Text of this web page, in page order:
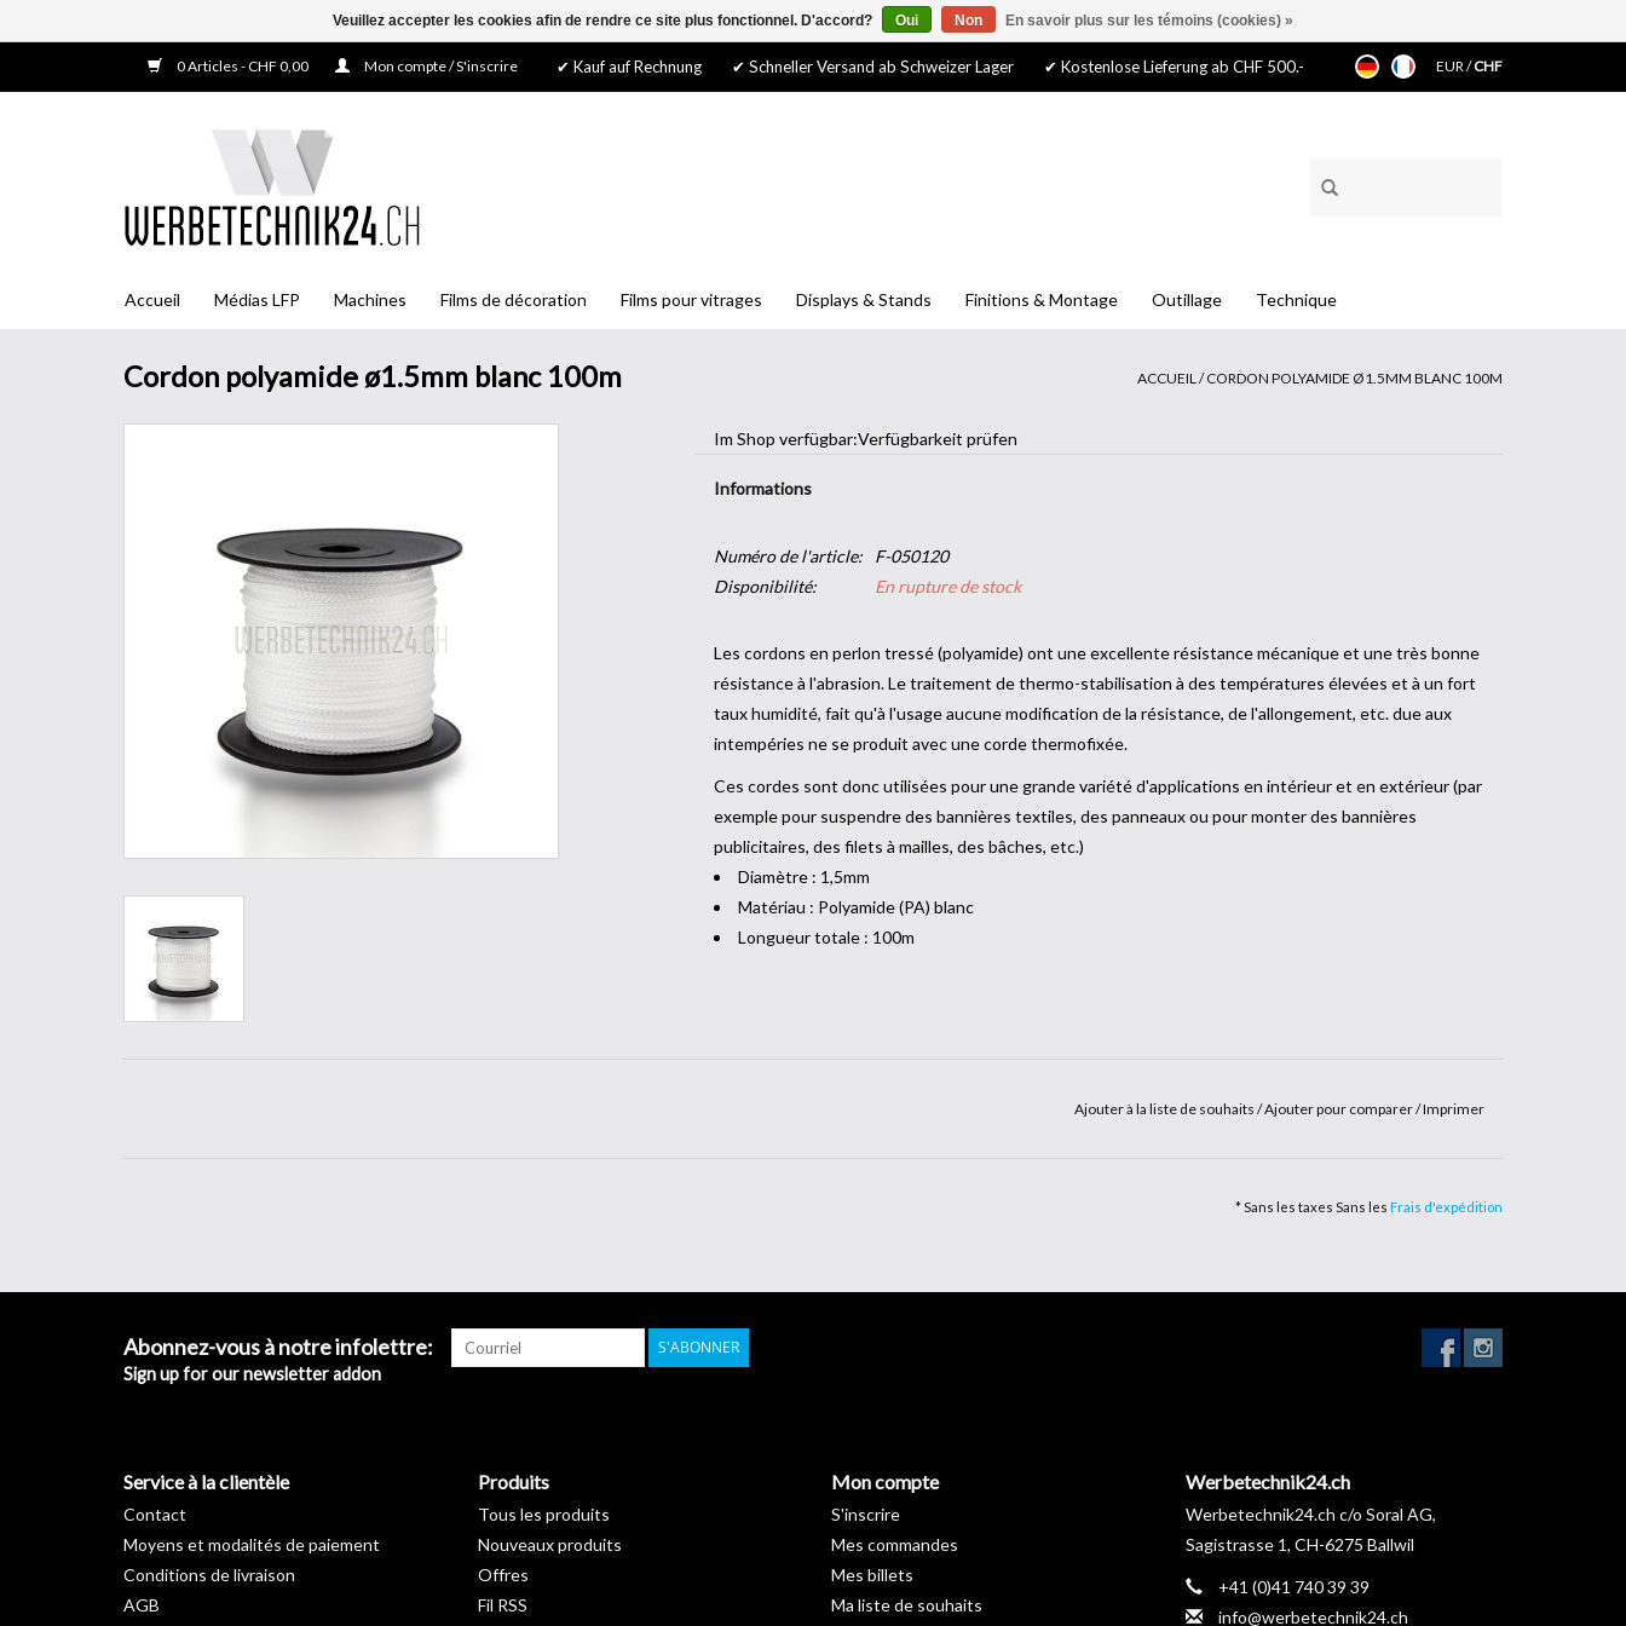
0 Articles - CHF 0,00 Mon compte / S'inscrire ✔ Kauf auf Rechnung ✔ Schneller Versand ab Schweizer Lager ✔ Kostenlose Lieferung ab CHF 500.- EUR/CHF
Accueil Médias LFP Machines Films de décoration Films pour vitrages Displays & Stands Finitions & Montage Outillage Technique
Cordon polyamide ø1.5mm blanc 100m ACCUEIL/CORDON POLYAMIDE Ø1.5MM BLANC 100M
Im Shop verfügbar:Verfügbarkeit prüfen
Informations
Numéro de l'article:
F-050120
Disponibilité:
En rupture de stock
Les cordons en perlon tressé (polyamide) ont une excellente résistance mécanique et une très bonne
résistance à l'abrasion. Le traitement de thermo-stabilisation à des températures élevées et à un fort
taux humidité, fait qu'à l'usage aucune modification de la résistance, de l'allongement, etc. due aux
intempéries ne se produit avec une corde thermofixée.
Ces cordes sont donc utilisées pour une grande variété d'applications en intérieur et en extérieur (par
exemple pour suspendre des bannières textiles, des panneaux ou pour monter des bannières
publicitaires, des filets à mailles, des bâches, etc.)
Diamètre : 1,5mm
Matériau : Polyamide (PA) blanc
Longueur totale : 100m
Ajouter à la liste de souhaits /Ajouter pour comparer/Imprimer
* Sans les taxes Sans les Frais d'expédition
Abonnez-vous à notre infolettre:
Sign up for our newsletter addon
S'ABONNER
Service à la clientèle
Contact
Moyens et modalités de paiement
Conditions de livraison
AGB
Produits
Tous les produits
Nouveaux produits
Offres
Fil RSS
Mon compte
S'inscrire
Mes commandes
Mes billets
Ma liste de souhaits
Werbetechnik24.ch
Werbetechnik24.ch c/o Soral AG,
Sagistrasse 1, CH-6275 Ballwil
+41 (0)41 740 39 39
info@werbetechnik24.ch
Veuillez accepter les cookies afin de rendre ce site plus fonctionnel. D'accord? Oui Non En savoir plus sur les témoins (cookies) »